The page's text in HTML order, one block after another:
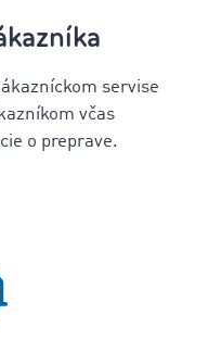
servise
včas
o preprave.